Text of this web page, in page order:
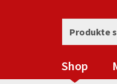
Shop